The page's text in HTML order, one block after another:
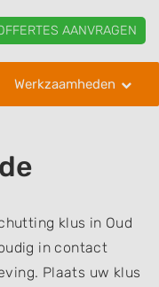
AANVRAGEN
Werkzaamheden
klus in Oud
in contact
Plaats uw klus